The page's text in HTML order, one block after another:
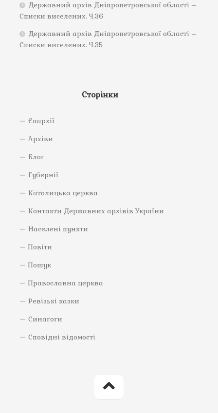
Державний архів Дніпропетровської області –
Списки виселених. Ч.36
Державний архів Дніпропетровської області –
Списки виселених. Ч.35
Сторінки
Єпархії
Архіви
Блог
Губернії
Католицька церква
Контакти Державних архівів України
Населені пункти
Повіти
Пошук
Православна церква
Ревізькі казки
Синагоги
Сповідні відомості